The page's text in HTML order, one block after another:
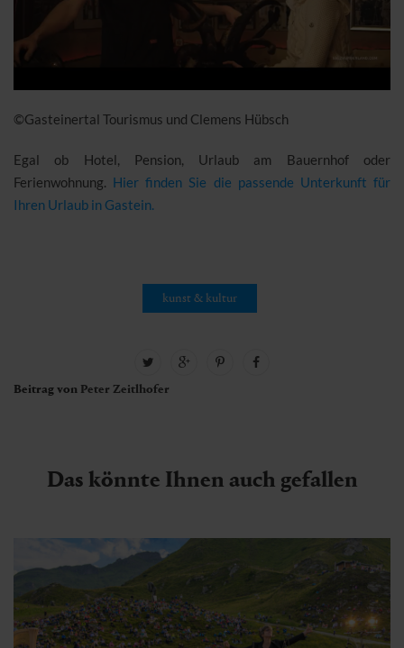
©Gasteinertal Tourismus und Clemens Hübsch
Egal ob Hotel, Pension, Urlaub am Bauernhof oder
Ferienwohnung. Hier finden Sie die passende Unterkunft für
Ihren Urlaub in Gastein.
kunst & kultur
Beitrag von Peter Zeitlhofer
Das könnte Ihnen auch gefallen